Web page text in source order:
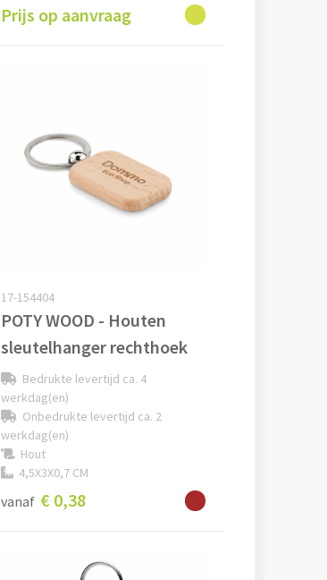
Prijs op aanvraag
17-154404
POTY WOOD - Houten
sleutelhanger rechthoek
Bedrukte levertijd ca. 4
werkdag(en)
Onbedrukte levertijd ca. 2
werkdag(en)
Hout
4,5X3X0,7 CM
vanaf € 0,38